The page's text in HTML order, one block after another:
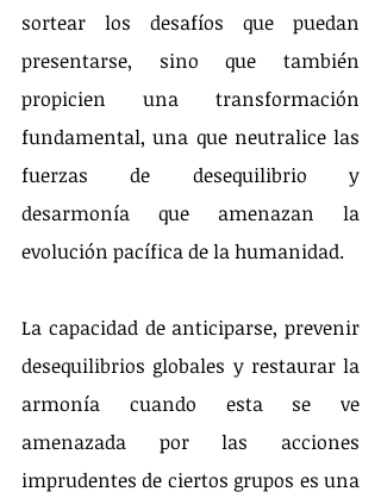
sortear los desafíos que puedan
presentarse, sino que también
propicien una transformación
fundamental, una que neutralice las
fuerzas de desequilibrio y
desarmonía que amenazan la
evolución pacífica de la humanidad.
La capacidad de anticiparse, prevenir
desequilibrios globales y restaurar la
armonía cuando esta se ve
amenazada por las acciones
imprudentes de ciertos grupos es una